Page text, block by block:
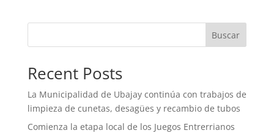
Buscar
Recent Posts
La Municipalidad de Ubajay continúa con trabajos de
limpieza de cunetas, desagües y recambio de tubos
Comienza la etapa local de los Juegos Entrerrianos